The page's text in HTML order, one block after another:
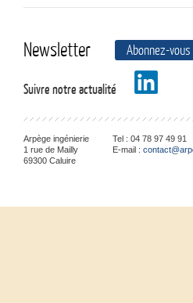
Newsletter Abonnez-vous
Suivre notre actualité
Arpège ingénierie
1 rue de Mailly
69300 Caluire
Tel : 04 78 97 49 91
E-mail :